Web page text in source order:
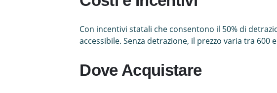
Con incentivi statali che consentono il 50% di
accessibile. Senza detrazione, il prezzo varia tra 600
Dove Acquistare